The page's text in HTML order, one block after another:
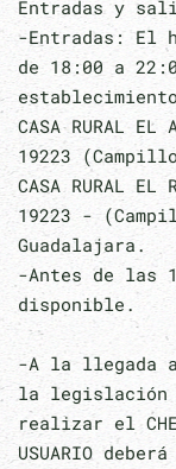
Entradas y
-Entradas: El
de 18:00 a
CASA RURAL
19223
CASA RURAL
19223 -
Guadalajara.
-Antes de las
disponible.
-A la llegada
la legislación
realizar el
USUARIO